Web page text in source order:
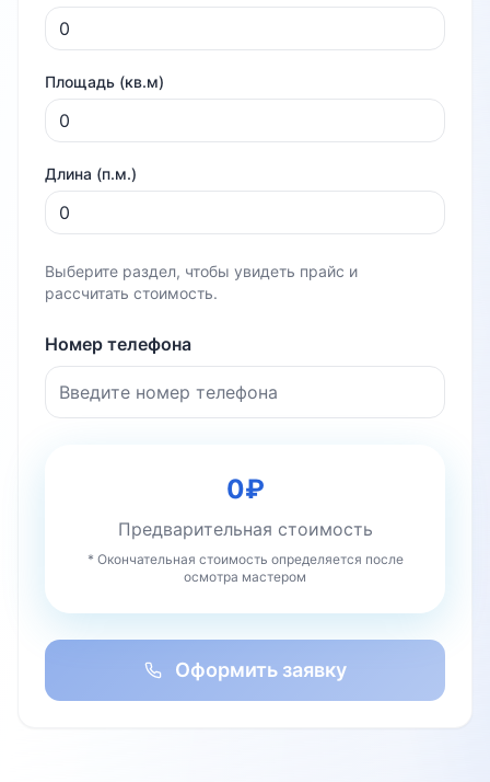
Площадь (кв.м)
Длина (п.м.)
Выберите раздел, чтобы увидеть прайс и
рассчитать стоимость.
Номер телефона
0₽
Предварительная стоимость
* Окончательная стоимость определяется после
осмотра мастером
Оформить заявку